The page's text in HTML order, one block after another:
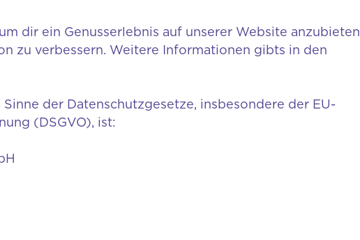
dir ein Genusserlebnis auf unserer Website anzubieten
zu verbessern. Weitere Informationen gibts in den
der Datenschutzgesetze, insbesondere der EU-
(DSGVO), ist: